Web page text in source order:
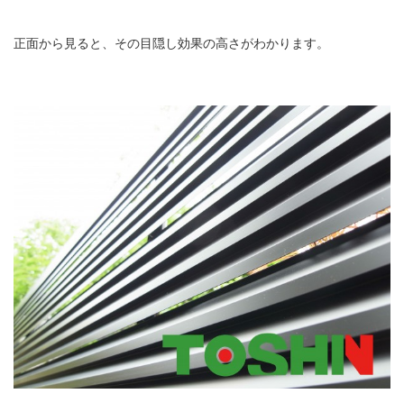
正面から見ると、その目隠し効果の高さがわかります。